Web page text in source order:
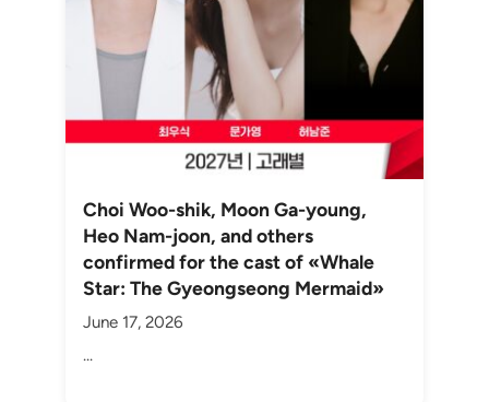
Choi Woo-shik, Moon Ga-young,
Heo Nam-joon, and others
confirmed for the cast of «Whale
Star: The Gyeongseong Mermaid»
June 17, 2026
...